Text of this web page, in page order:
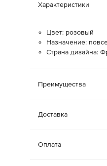
Характеристики
Цвет: розовый
Назначение:
Страна дизайна:
Преимущества
Доставка
Оплата